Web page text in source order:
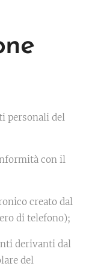
personali del
con il
creato dal
di telefono);
derivanti dal
del